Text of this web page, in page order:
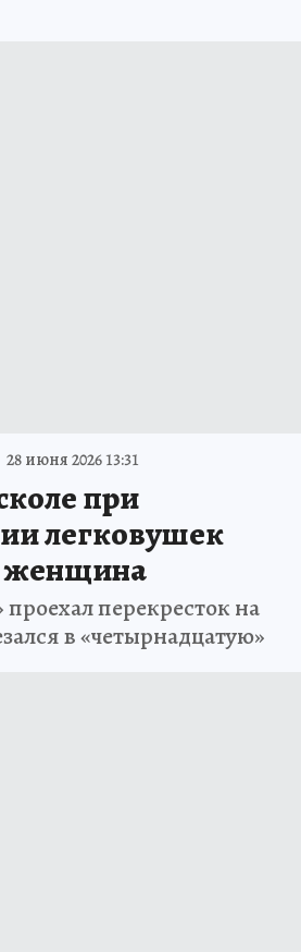
28 июня 2026 13:31
при
легковушек
женщина
проехал перекресток на
в «четырнадцатую»